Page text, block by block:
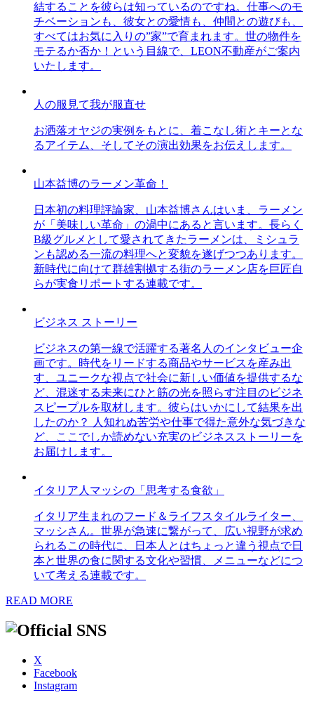
結することを彼らは知っているのですね。仕事へのモ
チベーションも、彼女との愛情も、仲間との遊びも、
すべてはお気に入りの”家”で育まれます。世の物件を
モテるか否か！という目線で、LEON不動産がご案内
いたします。
人の服見て我が服直せ
お洒落オヤジの実例をもとに、着こなし術とキーとな
るアイテム、そしてその演出効果をお伝えします。
山本益博のラーメン革命！
日本初の料理評論家、山本益博さんはいま、ラーメン
が「美味しい革命」の渦中にあると言います。長らく
B級グルメとして愛されてきたラーメンは、ミシュラ
ンも認める一流の料理へと変貌を遂げつつあります。
新時代に向けて群雄割拠する街のラーメン店を巨匠自
らが実食リポートする連載です。
ビジネス ストーリー
ビジネスの第一線で活躍する著名人のインタビュー企
画です。時代をリードする商品やサービスを産み出
す、ユニークな視点で社会に新しい価値を提供するな
ど、混迷する未来にひと筋の光を照らす注目のビジネ
スピープルを取材します。彼らはいかにして結果を出
したのか？ 人知れぬ苦労や仕事で得た意外な気づきな
ど、ここでしか読めない充実のビジネスストーリーを
お届けします。
イタリア人マッシの「思考する食欲」
イタリア生まれのフード＆ライフスタイルライター、
マッシさん。世界が急速に繋がって、広い視野が求め
られるこの時代に、日本人とはちょっと違う視点で日
本と世界の食に関する文化や習慣、メニューなどにつ
いて考える連載です。
READ MORE
X
Facebook
Instagram